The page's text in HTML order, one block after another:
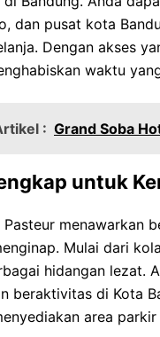
dan pusat kota
Dengan akses
waktu
: Grand Soba
untuk
menawarkan
Mulai dari
hidangan lezat.
beraktivitas di Kota
area